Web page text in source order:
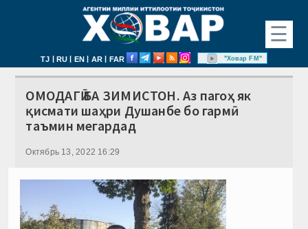
☰
TJ | RU | EN | AR | FAR "Ховар FM"
ОМОДАГӢ БА ЗИМИСТОН. Аз пагоҳ як
қисмати шаҳри Душанбе бо гармӣ
таъмин мегардад
Октябрь 13, 2022 16:29